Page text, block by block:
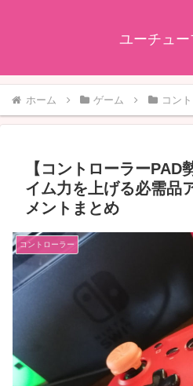
ユーチュ
ホーム ゲーム コン
【コントローラーPAD
イム力を上げる必需品
メントまとめ
コントローラー